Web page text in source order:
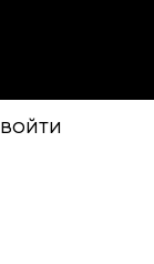
ВОЙТИ